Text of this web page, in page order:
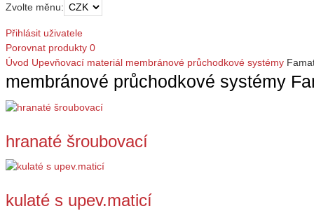
Zvolte měnu:
Přihlásit uživatele
Porovnat produkty 0
Úvod Upevňovací materiál membránové průchodkové systémy
membránové průchodkové systémy
hranaté šroubovací
kulaté s upev.maticí